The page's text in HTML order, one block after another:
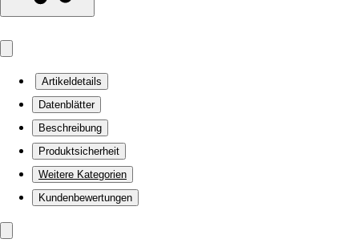
Artikeldetails
Datenblätter
Beschreibung
Produktsicherheit
Weitere Kategorien
Kundenbewertungen